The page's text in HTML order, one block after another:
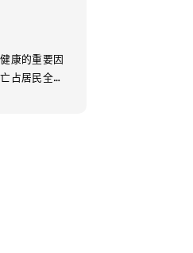
康的重要因
占居民全部